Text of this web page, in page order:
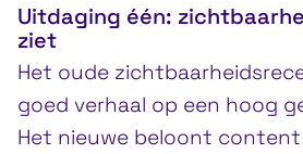
Uitdaging één:
ziet
Het oude
goed verhaal op een hoog
Het nieuwe beloont content